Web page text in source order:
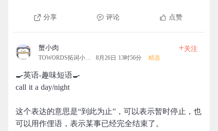
分享 评论 点赞
蟹小肉
TOWORDS拓词小营地 8月26日 13时56分 精选
+关注
🍳英语-趣味短语🍳
call it a day/night
这个表达的意思是“到此为止”，可以表示暂时停止，也
可以用作俚语，表示某事已经完全结束了。